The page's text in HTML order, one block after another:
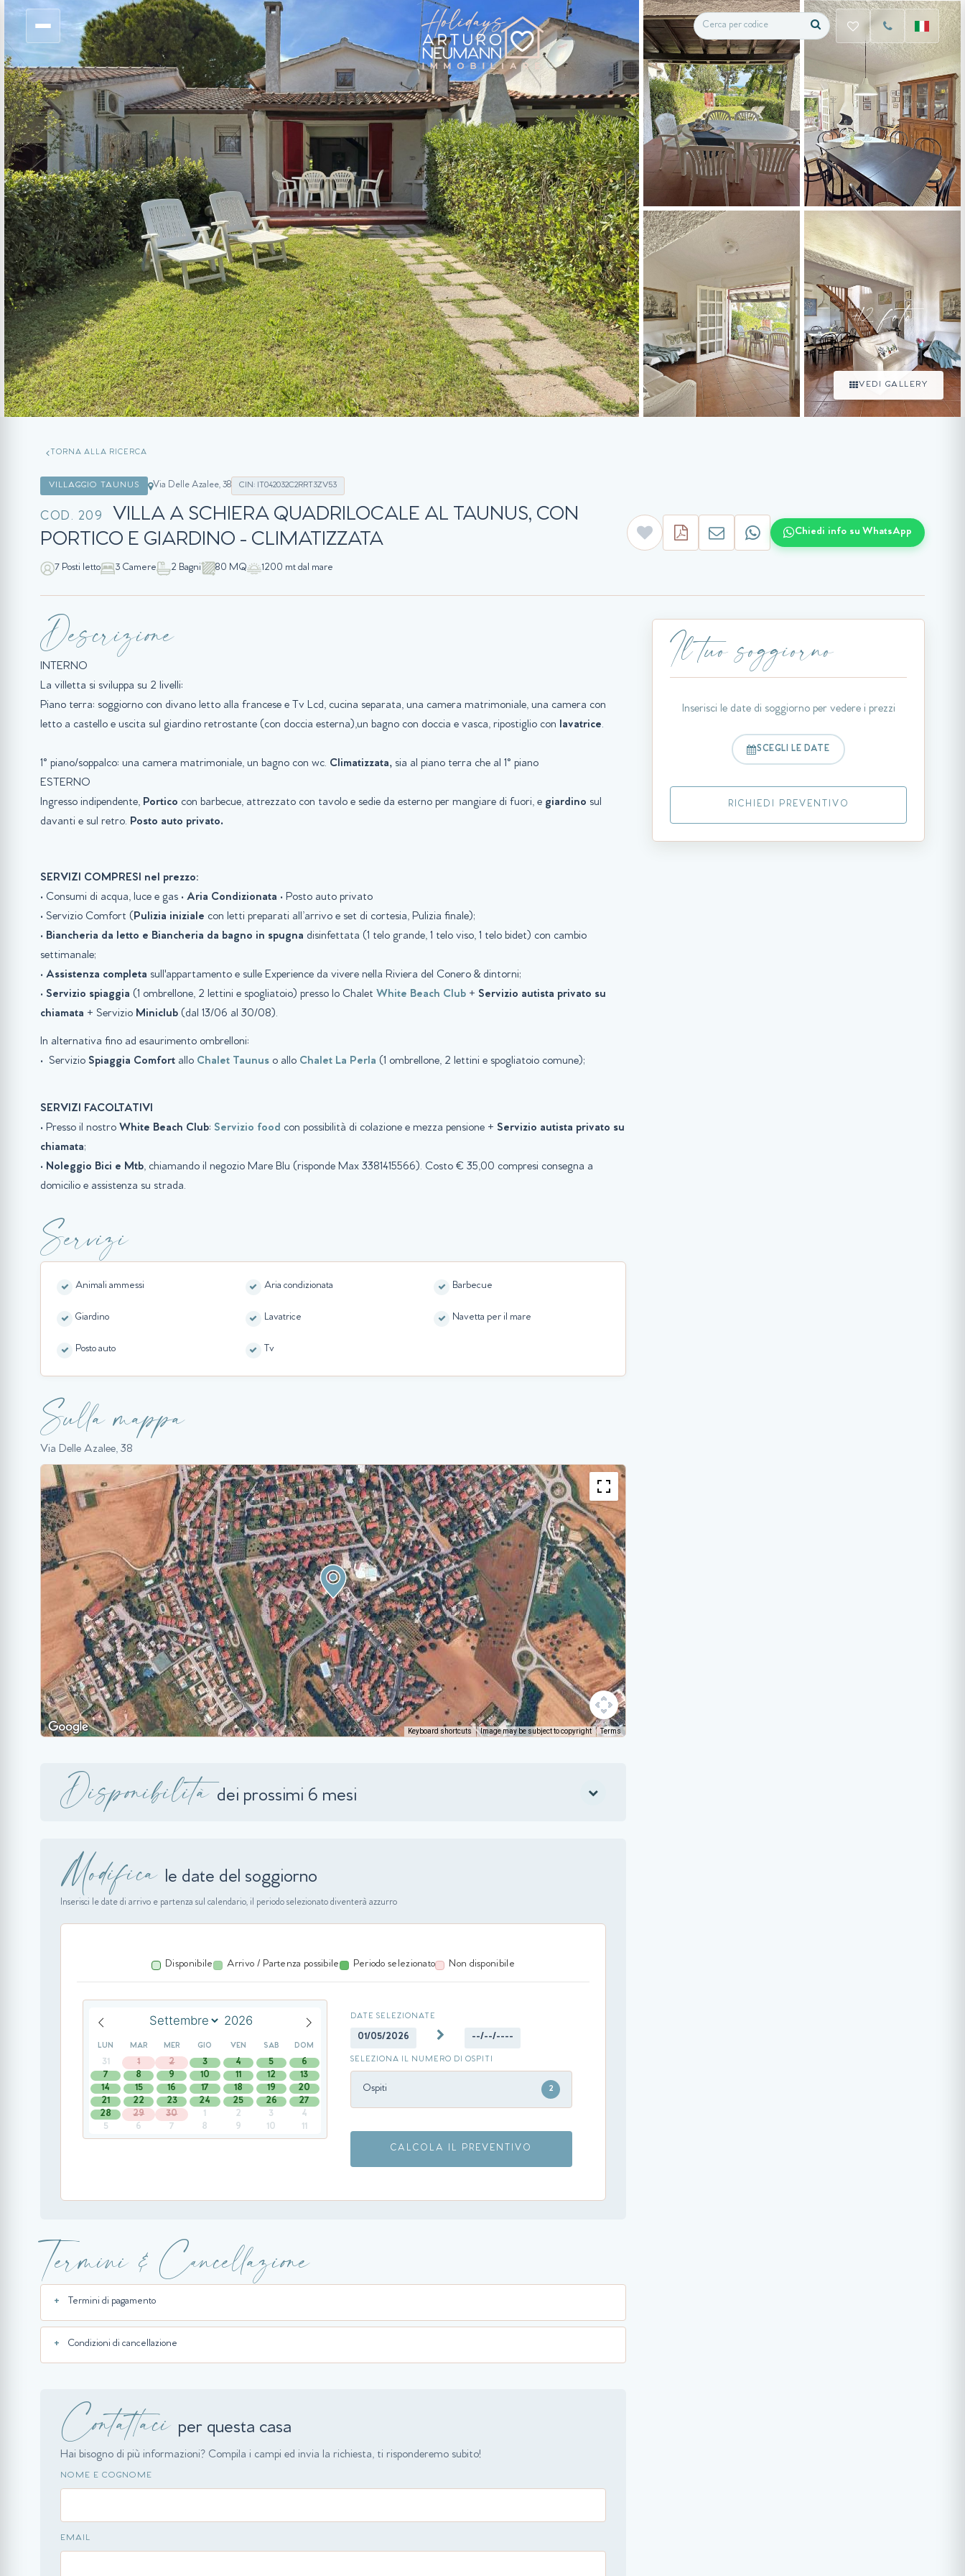
+12 foto
VEDI GALLERY
TORNA ALLA RICERCA
VILLAGGIO TAUNUS Via Delle Azalee, 38 CIN: IT042032C2RRT3ZV53
COD. 209
VILLA A SCHIERA QUADRILOCALE AL TAUNUS, CON
PORTICO E GIARDINO - CLIMATIZZATA
Chiedi info su WhatsApp
7 Posti letto 3 Camere 2 Bagni 80 MQ 1200 mt dal mare
Descrizione
INTERNO
La villetta si sviluppa su 2 livelli:
Piano terra: soggiorno con divano letto alla francese e Tv Lcd, cucina separata, una camera matrimoniale, una camera con
letto a castello e uscita sul giardino retrostante (con doccia esterna),un bagno con doccia e vasca, ripostiglio con lavatrice.
1° piano/soppalco: una camera matrimoniale, un bagno con wc. Climatizzata, sia al piano terra che al 1° piano
ESTERNO
Ingresso indipendente, Portico con barbecue, attrezzato con tavolo e sedie da esterno per mangiare di fuori, e giardino sul
davanti e sul retro. Posto auto privato.
SERVIZI COMPRESI nel prezzo:
• Consumi di acqua, luce e gas • Aria Condizionata • Posto auto privato
• Servizio Comfort (Pulizia iniziale con letti preparati all’arrivo e set di cortesia, Pulizia finale);
• Biancheria da letto e Biancheria da bagno in spugna disinfettata (1 telo grande, 1 telo viso, 1 telo bidet) con cambio
settimanale;
• Assistenza completa sull'appartamento e sulle Experience da vivere nella Riviera del Conero & dintorni;
• Servizio spiaggia (1 ombrellone, 2 lettini e spogliatoio) presso lo Chalet White Beach Club + Servizio autista privato su
chiamata + Servizio Miniclub (dal 13/06 al 30/08).
In alternativa fino ad esaurimento ombrelloni:
• Servizio Spiaggia Comfort allo Chalet Taunus o allo Chalet La Perla (1 ombrellone, 2 lettini e spogliatoio comune);
SERVIZI FACOLTATIVI
• Presso il nostro White Beach Club: Servizio food con possibilità di colazione e mezza pensione + Servizio autista privato su
chiamata;
• Noleggio Bici e Mtb, chiamando il negozio Mare Blu (risponde Max 3381415566). Costo € 35,00 compresi consegna a
domicilio e assistenza su strada.
Servizi
Animali ammessi Aria condizionata Barbecue
Giardino Lavatrice Navetta per il mare
Posto auto Tv
Sulla mappa
Via Delle Azalee, 38
Keyboard shortcuts Image may be subject to copyright Terms
Disponibilità dei prossimi 6 mesi
Modifica le date del soggiorno
Inserisci le date di arrivo e partenza sul calendario, il periodo selezionato diventerà azzurro
Disponibile Arrivo / Partenza possibile Periodo selezionato Non disponibile
LUN MAR MER GIO VEN SAB DOM
31 1 2 3 4 5
6
7
8 9 10 11 12
13
14
15 16 17 18 19
20
21
22 23 24 25 26
27
28
29 30 1 2 3
4
5
6 7 8 9 10 11
DATE SELEZIONATE
01/05/2026 --/--/----
SELEZIONA IL NUMERO DI OSPITI
Ospiti 2
CALCOLA IL PREVENTIVO
Termini & Cancellazione
Termini di pagamento
Condizioni di cancellazione
Contattaci per questa casa
Hai bisogno di più informazioni? Compila i campi ed invia la richiesta, ti risponderemo subito!
NOME E COGNOME
EMAIL
Il tuo soggiorno
Inserisci le date di soggiorno per vedere i prezzi
SCEGLI LE DATE
RICHIEDI PREVENTIVO